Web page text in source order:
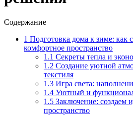
Содержание
1 Подготовка дома к зиме: как
комфортное пространство
1.1 Секреты тепла и
1.2 Создание уютной
текстиля
1.3 Игра света:
1.4 Уютный и
1.5 Заключение: создаем
пространство